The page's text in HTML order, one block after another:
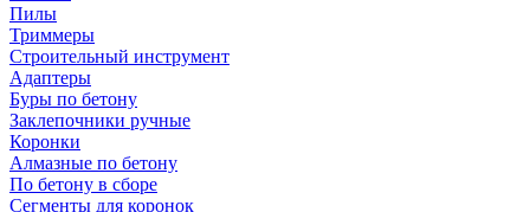
Пилы
Триммеры
Строительный инструмент
Адаптеры
Буры по бетону
Заклепочники ручные
Коронки
Алмазные по бетону
По бетону в сборе
Сегменты для коронок